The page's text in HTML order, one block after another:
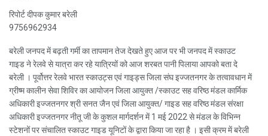
रिपोर्ट दीपक कुमार बरेली
9756962934
बरेली जनपद में बढ़ती गर्मी का तापमान तेज देखते हुए आज पर भी जनपद में स्काउट
गाइड ने रेलवे से यात्रा कर रहे यात्रियों को आज शरबत पानी पिलाया आपको बता दे
बरेली । पूर्वोत्तर रेलवे भारत स्काउट्स एवं गाइड्स जिला संघ इज्जतनगर के तत्वावधान में
ग्रीष्म कालीन सेवा शिविर का आयोजन जिला आयुक्त /स्काउट सह वरिष्ठ मंडल कार्मिक
अधिकारी इज्जतनगर श्री सनत जैन एवं जिला आयुक्त/ गाइड सह वरिष्ठ मंडल संरक्षा
अधिकारी इज्जतनगर नीतू जी के कुशल मार्गदर्शन में 1 मई 2022 से मंडल के विभिन्न
स्टेशनों पर संचालित स्काउट गाइड यूनिटों के द्वारा किया जा रहा है । इसी क्रम में बरेली